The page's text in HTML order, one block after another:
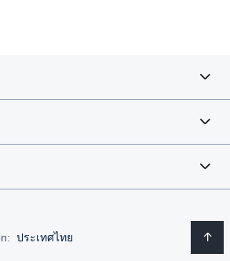
ประเทศไทย